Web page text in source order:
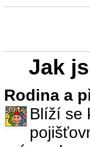
Jak
Rodina a
Blíží se